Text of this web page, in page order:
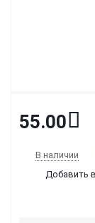
55.00
В наличии
Добавить